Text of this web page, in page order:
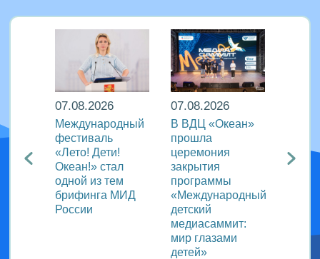
07.08.2026
Международный
фестиваль
«Лето! Дети!
Океан!» стал
одной из тем
брифинга МИД
России
07.08.2026
В ВДЦ «Океан»
прошла
церемония
закрытия
программы
«Международный
детский
медиасаммит:
мир глазами
детей»
VIII